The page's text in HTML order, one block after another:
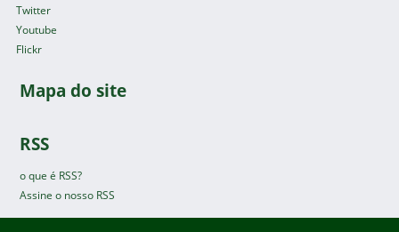
Twitter
Youtube
Flickr
Mapa do site
RSS
o que é RSS?
Assine o nosso RSS